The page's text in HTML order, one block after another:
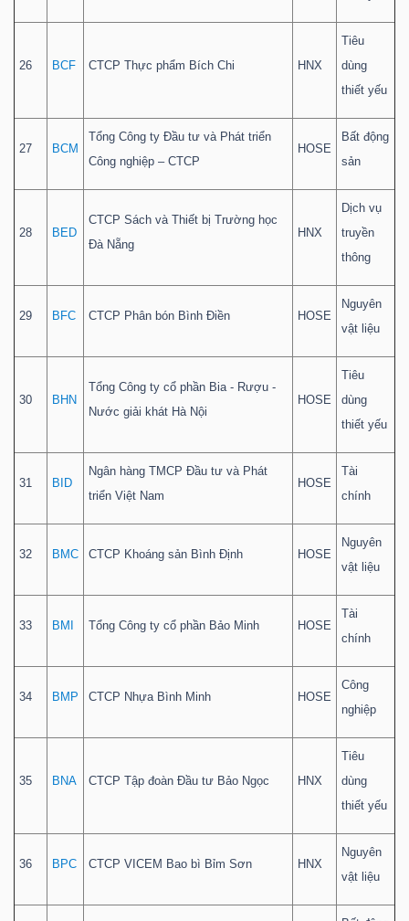
26 BCF CTCP Thực phẩm Bích Chi HNX
Tiêu
dùng
thiết yếu
27 BCM
Tổng Công ty Đầu tư và Phát triển
Công nghiệp – CTCP
HOSE
Bất động
sản
28 BED
CTCP Sách và Thiết bị Trường học
Đà Nẵng
HNX
Dịch vụ
truyền
thông
29 BFC CTCP Phân bón Bình Điền HOSE
Nguyên
vật liệu
30 BHN
Tổng Công ty cổ phần Bia - Rượu -
Nước giải khát Hà Nội
HOSE
Tiêu
dùng
thiết yếu
31 BID
Ngân hàng TMCP Đầu tư và Phát
triển Việt Nam
HOSE
Tài
chính
32 BMC CTCP Khoáng sản Bình Định HOSE
Nguyên
vật liệu
33 BMI Tổng Công ty cổ phần Bảo Minh HOSE
Tài
chính
34 BMP CTCP Nhựa Bình Minh HOSE
Công
nghiệp
35 BNA CTCP Tập đoàn Đầu tư Bảo Ngọc HNX
Tiêu
dùng
thiết yếu
36 BPC CTCP VICEM Bao bì Bỉm Sơn HNX
Nguyên
vật liệu